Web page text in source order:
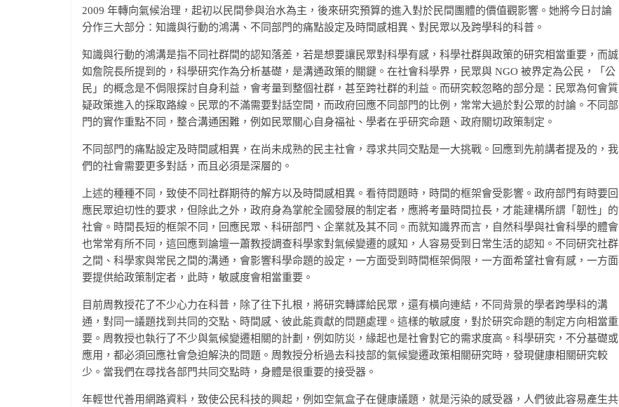
2009 年轉向氣候治理，起初以民間參與治水為主，後來研究預算的進入對於民間團體的價值觀影響。她將今日討論
分作三大部分：知識與行動的鴻溝、不同部門的痛點設定及時間感相異、對民眾以及跨學科的科普。
知識與行動的鴻溝是指不同社群間的認知落差，若是想要讓民眾對科學有感，科學社群與政策的研究相當重要，而誠
如詹院長所提到的，科學研究作為分析基礎，是溝通政策的關鍵。在社會科學界，民眾與 NGO 被界定為公民，「公
民」的概念是不侷限探討自身利益，會考量到整個社群，甚至跨社群的利益。而研究較忽略的部分是：民眾為何會質
疑政策進入的採取路線。民眾的不滿需要對話空間，而政府回應不同部門的比例，常常大過於對公眾的討論。不同部
門的實作重點不同，整合溝通困難，例如民眾關心自身福祉、學者在乎研究命題、政府關切政策制定。
不同部門的痛點設定及時間感相異，在尚未成熟的民主社會，尋求共同交點是一大挑戰。回應到先前講者提及的，我
們的社會需要更多對話，而且必須是深層的。
上述的種種不同，致使不同社群期待的解方以及時間感相異。看待問題時，時間的框架會受影響。政府部門有時要回
應民眾迫切性的要求，但除此之外，政府身為掌舵全國發展的制定者，應將考量時間拉長，才能建構所謂「韌性」的
社會。時間長短的框架不同，回應民眾、科研部門、企業就及其不同。而就知識界而言，自然科學與社會科學的體會
也常常有所不同，這回應到論壇一蕭教授調查科學家對氣候變遷的感知，人容易受到日常生活的認知。不同研究社群
之間、科學家與常民之間的溝通，會影響科學命題的設定，一方面受到時間框架侷限，一方面希望社會有感，一方面
要提供給政策制定者，此時，敏感度會相當重要。
目前周教授花了不少心力在科普，除了往下扎根，將研究轉譯給民眾，還有橫向連結，不同背景的學者跨學科的溝
通，對同一議題找到共同的交點、時間感、彼此能貢獻的問題處理。這樣的敏感度，對於研究命題的制定方向相當重
要。周教授也執行了不少與氣候變遷相關的計劃，例如防災，緣起也是社會對它的需求度高。科學研究，不分基礎或
應用，都必須回應社會急迫解決的問題。周教授分析過去科技部的氣候變遷政策相關研究時，發現健康相關研究較
少。當我們在尋找各部門共同交點時，身體是很重要的接受器。
年輕世代善用網路資料，致使公民科技的興起，例如空氣盒子在健康議題，就是污染的感受器，人們彼此容易產生共